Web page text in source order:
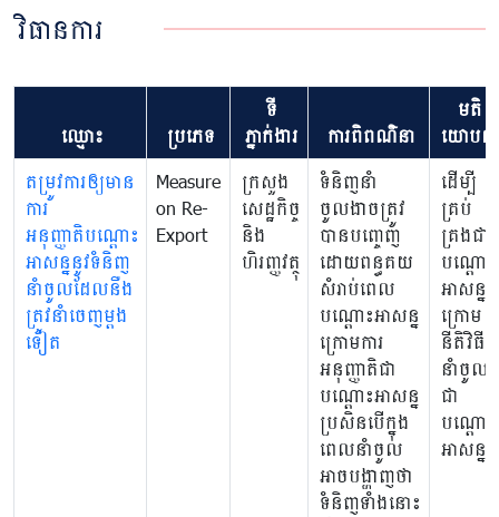
វិធានការ
ឈ្មោះ ប្រភេទ
ទី
ភ្នាក់ងារ
ការពិពណ៌នា
មតិ
យោបល់
តម្រូវការឲ្យមាន
ការ
អនុញ្ញាតិបណ្តោះ
អាសន្ននូវទំនិញ
នាំចូលដែលនឺង
ត្រូវនាំចេញម្តង
ទៀត
Measure
on Re-
Export
ក្រសួង
សេដ្ឋកិច្ច
និង
ហិរញ្ញវត្ថុ
ទំនិញនាំ
ចូលងាចត្រូវ
បានបញ្ចេញ
ដោយពន្ធគយ
សំរាប់ពេល
បណ្តោះអាសន្ន
ក្រោមការ
អនុញ្ញាតិជា
បណ្តោះអាសន្ន
ប្រសិនបើក្នុង
ពេលនាំចូល
អាចបង្ហាញថា
ទំនិញទាំងនោះ
ដើម្បី
គ្រប់
គ្រងជា
បណ្តោះ
អាសន្ន
ក្រោម
នីតិវិធី
នាំចូល
ជា
បណ្តោះ
អាសន្ន